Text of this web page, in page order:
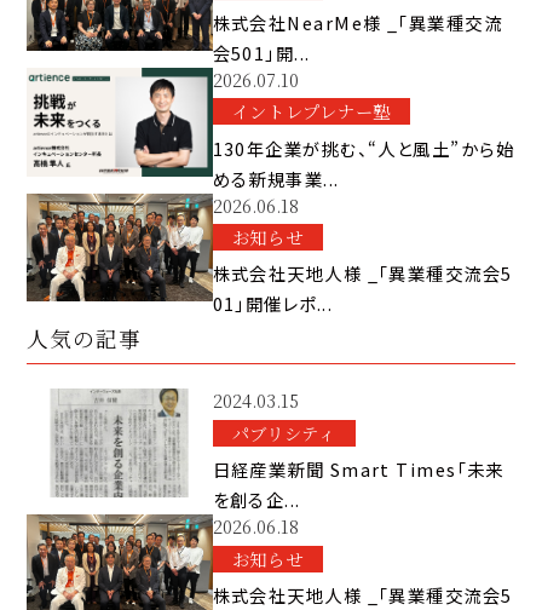
株式会社NearMe様 _「異業種交流
会501」開...
2026.07.10
イントレプレナー塾
130年企業が挑む、“人と風土”から始
める新規事業...
2026.06.18
お知らせ
株式会社天地人様 _「異業種交流会5
01」開催レポ...
人気の記事
2024.03.15
パブリシティ
日経産業新聞 Smart Times「未来
を創る企...
2026.06.18
お知らせ
株式会社天地人様 _「異業種交流会5